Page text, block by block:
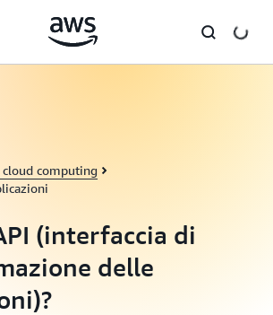
computing
(interfaccia di
delle